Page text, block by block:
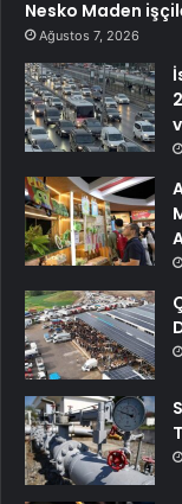
Nesko Maden
Ağustos 7, 2026